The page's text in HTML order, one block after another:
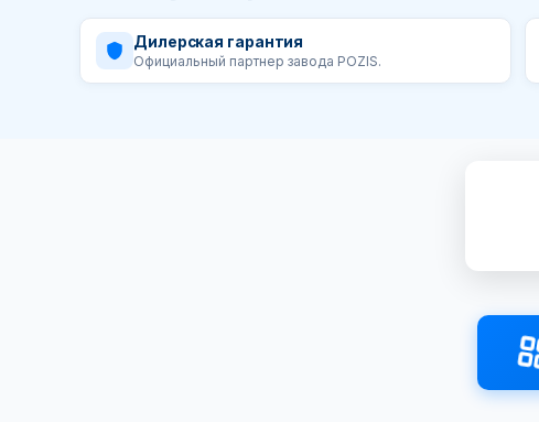
Дилерская гарантия
Официальный партнер завода POZIS.